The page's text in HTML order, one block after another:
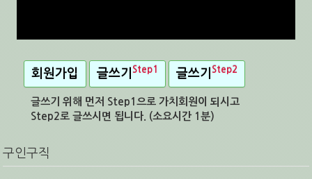
회원가입 글쓰기 Step1 글쓰기 Step2
글쓰기 위해 먼저 Step1으로 가치회원이 되시고
Step2로 글쓰시면 됩니다. (소요시간 1분)
구인구직